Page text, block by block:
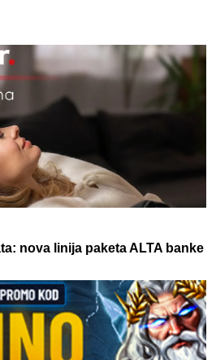
nova linija paketa ALTA banke